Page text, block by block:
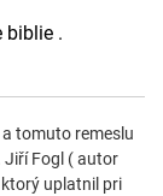
biblie .
tomuto remeslu
Jiří Fogl ( autor
uplatnil pri